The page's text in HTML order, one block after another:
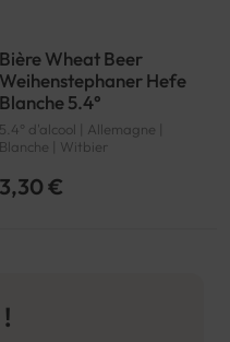
Bière Wheat Beer
Weihenstephaner Hefe
Blanche 5.4°
5.4° d'alcool | Allemagne |
Blanche | Witbier
3,30 €